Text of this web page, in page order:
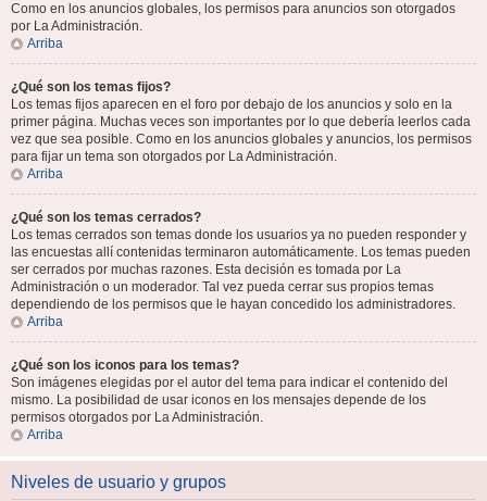
Como en los anuncios globales, los permisos para anuncios son otorgados
por La Administración.
Arriba
¿Qué son los temas fijos?
Los temas fijos aparecen en el foro por debajo de los anuncios y solo en la
primer página. Muchas veces son importantes por lo que debería leerlos cada
vez que sea posible. Como en los anuncios globales y anuncios, los permisos
para fijar un tema son otorgados por La Administración.
Arriba
¿Qué son los temas cerrados?
Los temas cerrados son temas donde los usuarios ya no pueden responder y
las encuestas allí contenidas terminaron automáticamente. Los temas pueden
ser cerrados por muchas razones. Esta decisión es tomada por La
Administración o un moderador. Tal vez pueda cerrar sus propios temas
dependiendo de los permisos que le hayan concedido los administradores.
Arriba
¿Qué son los iconos para los temas?
Son imágenes elegidas por el autor del tema para indicar el contenido del
mismo. La posibilidad de usar iconos en los mensajes depende de los
permisos otorgados por La Administración.
Arriba
Niveles de usuario y grupos